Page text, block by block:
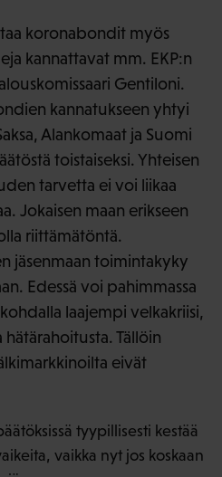
koronabondit myös
kannattavat mm. EKP:n
Gentiloni.
kannatukseen yhtyi
Alankomaat ja Suomi
toistaiseksi. Yhteisen
tarvetta ei voi liikaa
Jokaisen maan erikseen
riittämätöntä.
jäsenmaan toimintakyky
Edessä voi pahimmassa
laajempi velkakriisi,
Tällöin
eivät
tyypillisesti kestää
vaikka nyt jos koskaan